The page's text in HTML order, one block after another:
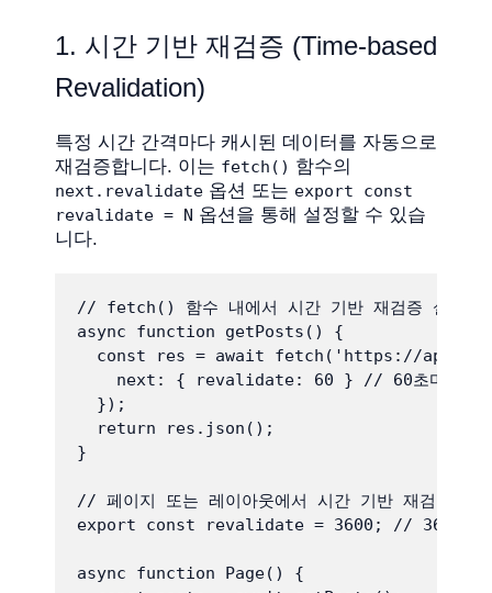
1. 시간 기반 재검증 (Time-based
Revalidation)
특정 시간 간격마다 캐시된 데이터를 자동으로
재검증합니다. 이는 fetch() 함수의
next.revalidate 옵션 또는 export const
revalidate = N 옵션을 통해 설정할 수 있습
니다.
// fetch() 함수 내에서 시간 기반 재검증 설정
async function getPosts() {
const res = await fetch('https://
next: { revalidate: 60 } // 60초마다 데
  });
  return res.json();
}
// 페이지 또는 레이아웃에서 시간 기반 재검증 설
export const revalidate = 3600; // 3600초(1
async function Page() {